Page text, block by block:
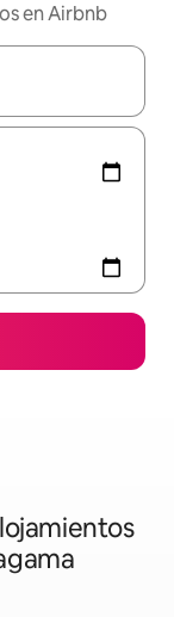
en Airbnb
con las